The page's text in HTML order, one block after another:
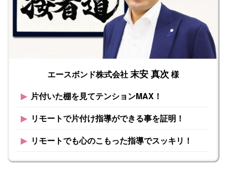
エースボンド株式会社末安 真次 様
▶︎ 片付いた棚を見てテンションMAX！
▶︎ リモートで片付け指導ができる事を証明！
▶︎ リモートでも心のこもった指導でスッキリ！